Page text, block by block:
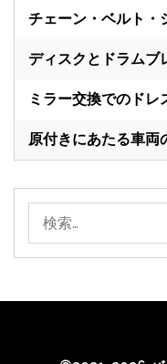
チェーン・ベルト・
ディスクとドラムブ
ミラー交換でのドレ
原付きにあたる車両